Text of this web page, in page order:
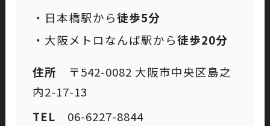
・日本橋駅から徒歩5分
・大阪メトロなんば駅から徒歩20分
住所 〒542-0082 大阪市中央区島之
内2-17-13
TEL 06-6227-8844